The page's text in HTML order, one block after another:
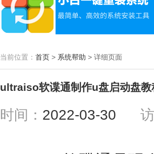
当前位置： 首页 > 系统帮助 > 详细页面
ultraiso软谍通制作u盘启动盘教
时间： 2022-03-30